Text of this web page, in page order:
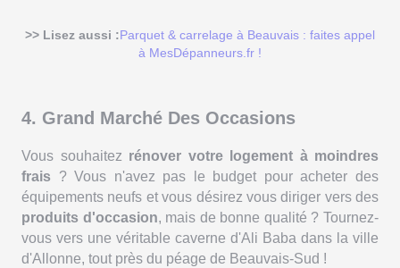
>> Lisez aussi :Parquet & carrelage à Beauvais : faites appel
à MesDépanneurs.fr !
4. Grand Marché Des Occasions
Vous souhaitez rénover votre logement à moindres
frais ? Vous n'avez pas le budget pour acheter des
équipements neufs et vous désirez vous diriger vers des
produits d'occasion, mais de bonne qualité ? Tournez-
vous vers une véritable caverne d'Ali Baba dans la ville
d'Allonne, tout près du péage de Beauvais-Sud !